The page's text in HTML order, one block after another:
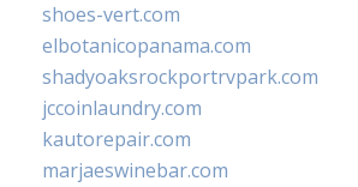
shoes-vert.com
elbotanicopanama.com
shadyoaksrockportrvpark.com
jccoinlaundry.com
kautorepair.com
marjaeswinebar.com